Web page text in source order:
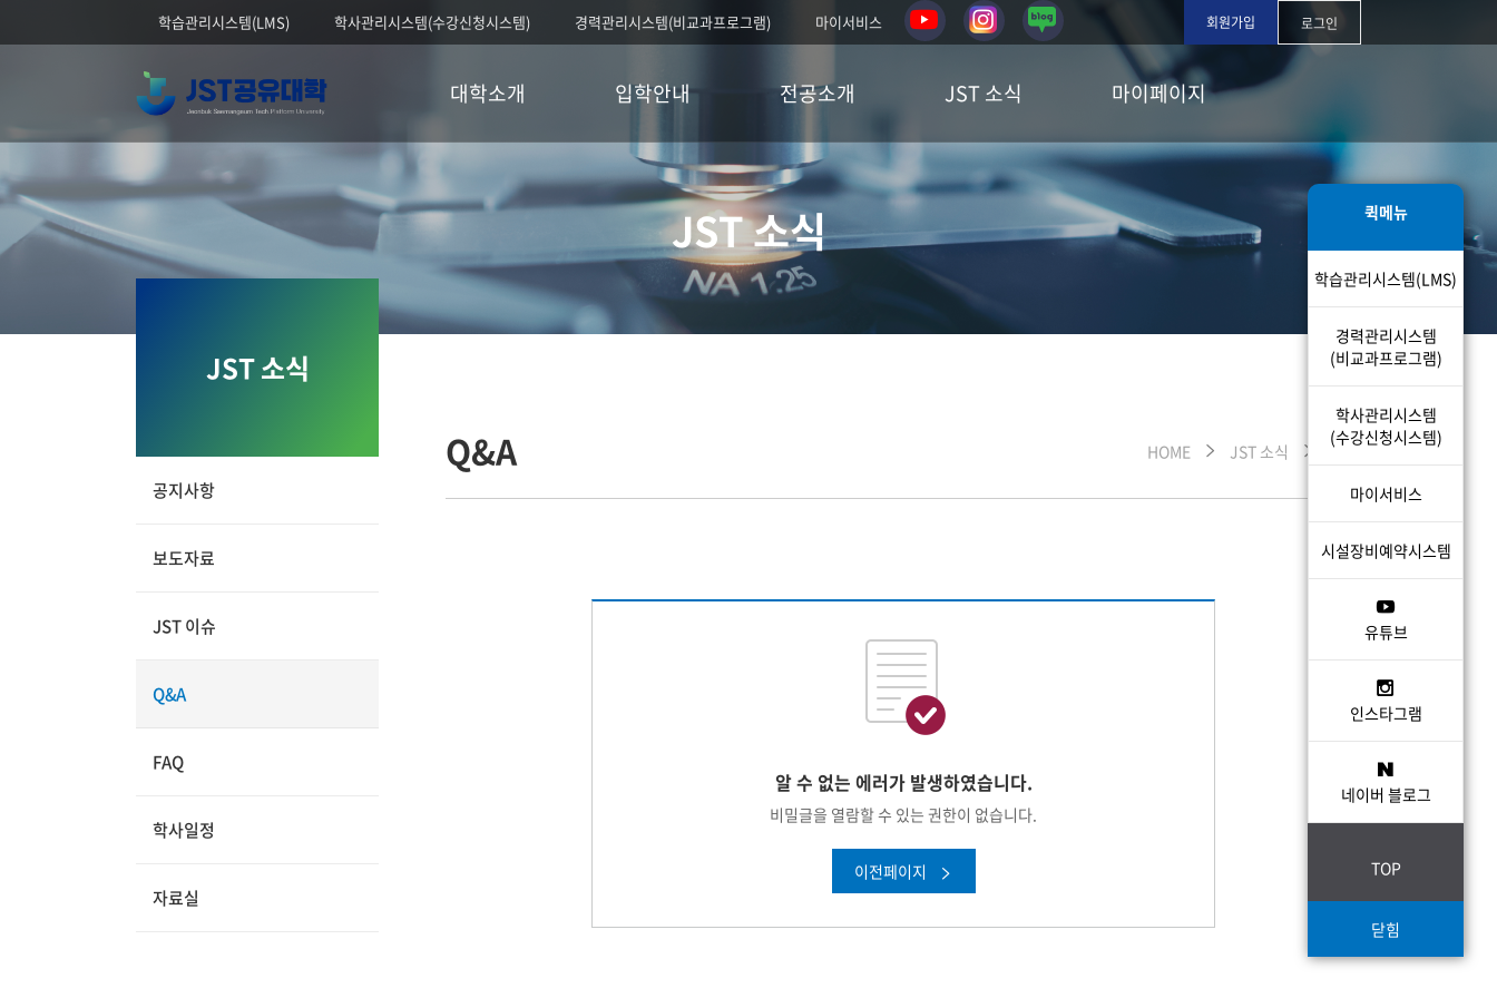
학습관리시스템(LMS) 학사관리시스템(수강신청시스템) 경력관리시스템(비교과프로그램) 마이서비스 회원가입 로그인
대학소개 입학안내 전공소개 JST 소식 마이페이지
JST 소식
JST 소식
공지사항
보도자료
JST 이슈
Q&A
FAQ
학사일정
자료실
Q&A HOME JST 소식 Q&A
알 수 없는 에러가 발생하였습니다.
비밀글을 열람할 수 있는 권한이 없습니다.
이전페이지
퀵메뉴
학습관리시스템(LMS)
경력관리시스템
(비교과프로그램)
학사관리시스템
(수강신청시스템)
마이서비스
시설장비예약시스템
유튜브
인스타그램
네이버 블로그
TOP
닫힘